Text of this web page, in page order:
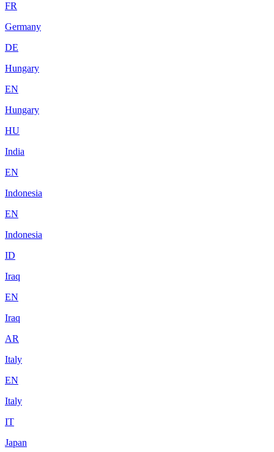
FR
Germany
DE
Hungary
EN
Hungary
HU
India
EN
Indonesia
EN
Indonesia
ID
Iraq
EN
Iraq
AR
Italy
EN
Italy
IT
Japan